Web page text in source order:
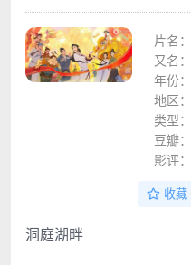
片名：
又名：
年份：
地区：
类型：
豆瓣：
影评：
收藏
洞庭湖畔